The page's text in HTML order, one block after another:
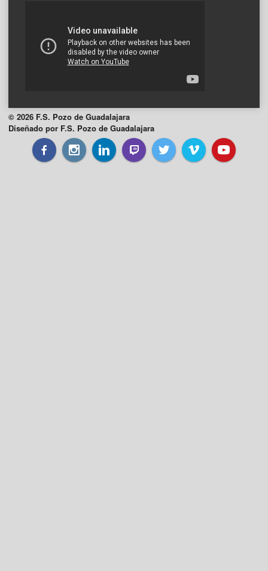
© 2026 F.S. Pozo de Guadalajara
Diseñado por F.S. Pozo de Guadalajara